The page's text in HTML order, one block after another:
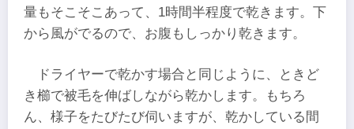
量もそこそこあって、1時間半程度で乾きます。下
から風がでるので、お腹もしっかり乾きます。
ドライヤーで乾かす場合と同じように、ときど
き櫛で被毛を伸ばしながら乾かします。もちろ
ん、様子をたびたび伺いますが、乾かしている間